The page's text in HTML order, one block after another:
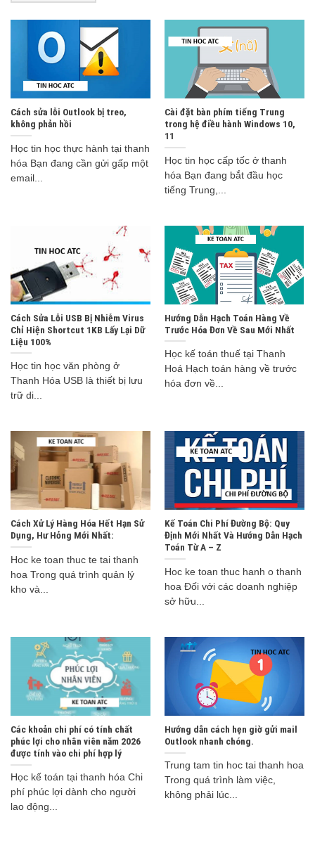
Cách sửa lỗi Outlook bị treo,
không phản hồi
Học tin học thực hành tại thanh
hóa Bạn đang cần gửi gấp một
email...
Cài đặt bàn phím tiếng Trung
trong hệ điều hành Windows 10,
11
Học tin học cấp tốc ở thanh
hóa Bạn đang bắt đầu học
tiếng Trung,...
Cách Sửa Lỗi USB Bị Nhiễm Virus
Chỉ Hiện Shortcut 1KB Lấy Lại Dữ
Liệu 100%
Học tin học văn phòng ở
Thanh Hóa USB là thiết bị lưu
trữ di...
Hướng Dẫn Hạch Toán Hàng Về
Trước Hóa Đơn Về Sau Mới Nhất
Học kế toán thuế tại Thanh
Hoá Hạch toán hàng về trước
hóa đơn về...
Cách Xử Lý Hàng Hóa Hết Hạn Sử
Dụng, Hư Hỏng Mới Nhất:
Hoc ke toan thuc te tai thanh
hoa Trong quá trình quản lý
kho và...
Kế Toán Chi Phí Đường Bộ: Quy
Định Mới Nhất Và Hướng Dẫn Hạch
Toán Từ A – Z
Hoc ke toan thuc hanh o thanh
hoa Đối với các doanh nghiệp
sở hữu...
Các khoản chi phí có tính chất
phúc lợi cho nhân viên năm 2026
được tính vào chi phí hợp lý
Học kế toán tại thanh hóa Chi
phí phúc lợi dành cho người
lao động...
Hướng dẫn cách hẹn giờ gửi mail
Outlook nhanh chóng.
Trung tam tin hoc tai thanh hoa
Trong quá trình làm việc,
không phải lúc...